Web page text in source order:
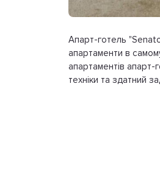
Апарт-готель
апартаменти в
апартаментів апарт-
техніки та здатний